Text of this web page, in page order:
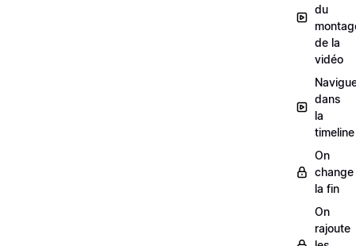
du
de la
vidéo
dans
la
timeline
On
change
la fin
On
rajoute